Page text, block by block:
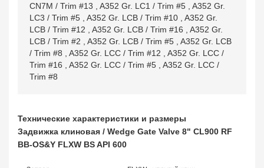
CN7M / Trim #13
A352 Gr. LC1 / Trim #5
A352 Gr.
LC3 / Trim #5
A352 Gr. LCB / Trim #10
A352 Gr.
LCB / Trim #12
A352 Gr. LCB / Trim #16
A352 Gr.
LCB / Trim #2
A352 Gr. LCB / Trim #5
A352 Gr. LCB
/ Trim #8
A352 Gr. LCC / Trim #12
A352 Gr. LCC /
Trim #16
A352 Gr. LCC / Trim #5
A352 Gr. LCC /
Trim #8
Технические характеристики и размеры
Задвижка клиновая / Wedge Gate Valve 8" CL900 RF
BB-OS&Y FLXW BS API 600